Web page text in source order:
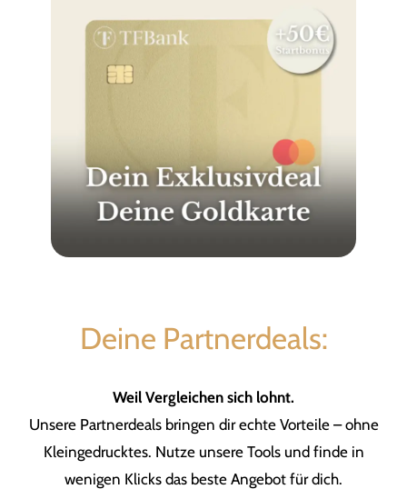
Deine Partnerdeals:
Weil Vergleichen sich lohnt.
Unsere Partnerdeals bringen dir echte Vorteile – ohne
Kleingedrucktes. Nutze unsere Tools und finde in
wenigen Klicks das beste Angebot für dich.